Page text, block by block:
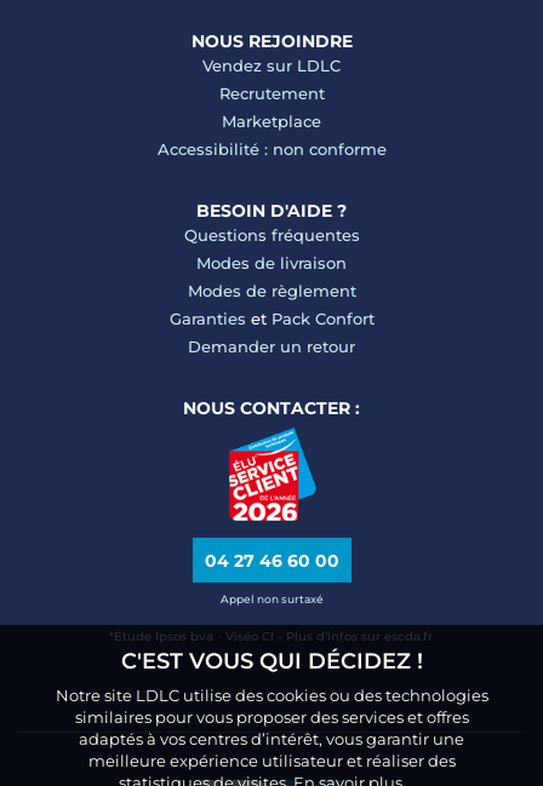
NOUS REJOINDRE
Vendez sur LDLC
Recrutement
Marketplace
Accessibilité : non conforme
BESOIN D'AIDE ?
Questions fréquentes
Modes de livraison
Modes de règlement
Garanties et Pack Confort
Demander un retour
NOUS CONTACTER :
04 27 46 60 00
Appel non surtaxé
*Étude Ipsos bva - Viséo CI - Plus d’infos sur escda.fr
C'EST VOUS QUI DÉCIDEZ !
Notre site LDLC utilise des cookies ou des technologies
similaires pour vous proposer des services et offres
adaptés à vos centres d’intérêt, vous garantir une
meilleure expérience utilisateur et réaliser des